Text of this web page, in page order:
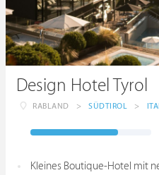
Design Hotel Tyrol
RABLAND > SÜDTIROL >
Kleines Boutique-Hotel mit